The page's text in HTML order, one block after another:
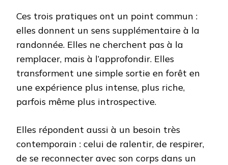
Ces trois pratiques ont un point commun :
elles donnent un sens supplémentaire à la
randonnée. Elles ne cherchent pas à la
remplacer, mais à l’approfondir. Elles
transforment une simple sortie en forêt en
une expérience plus intense, plus riche,
parfois même plus introspective.
Elles répondent aussi à un besoin très
contemporain : celui de ralentir, de respirer,
de se reconnecter avec son corps dans un